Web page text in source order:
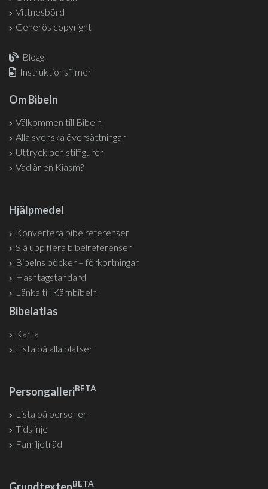
Vittnesbörd
Generös copyright
Blogg
Instruktionsfilmer
Om Bibeln
Välkommen till Bibeln
Alla svenska översättningar
Uttryck och stilfigurer
Vad är en Kiasm?
Hjälpmedel
Konvertera bibelreferenser
Slå upp flera bibelreferenser
Bibelns böcker – förkortningar
Hashtagstandard
Länka till Kärnbibeln
Bibelatlas
Karta
Lista på alla platser
PersongalleriBETA
Lista på personer
Tidslinje
Familjeträd
BETA